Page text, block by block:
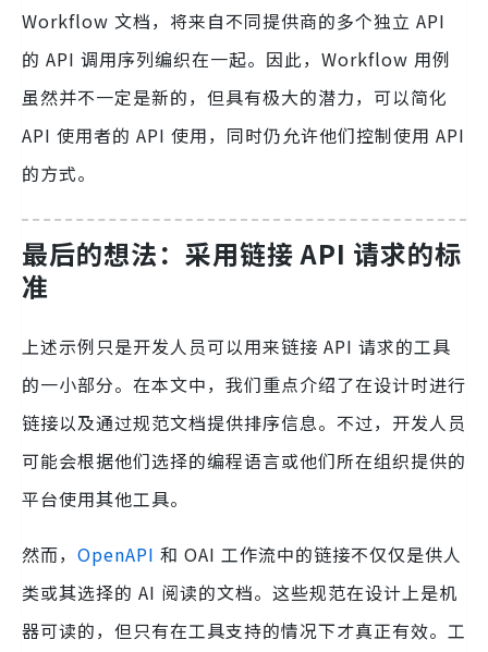
Workflow 文档，将来自不同提供商的多个独立 API
的 API 调用序列编织在一起。因此，Workflow 用例
虽然并不一定是新的，但具有极大的潜力，可以简化
API 使用者的 API 使用，同时仍允许他们控制使用 API
的方式。
最后的想法：采用链接 API 请求的标
准
上述示例只是开发人员可以用来链接 API 请求的工具
的一小部分。在本文中，我们重点介绍了在设计时进行
链接以及通过规范文档提供排序信息。不过，开发人员
可能会根据他们选择的编程语言或他们所在组织提供的
平台使用其他工具。
然而， OpenAPI 和 OAI 工作流中的链接不仅仅是供人
类或其选择的 AI 阅读的文档。这些规范在设计上是机
器可读的，但只有在工具支持的情况下才真正有效。工